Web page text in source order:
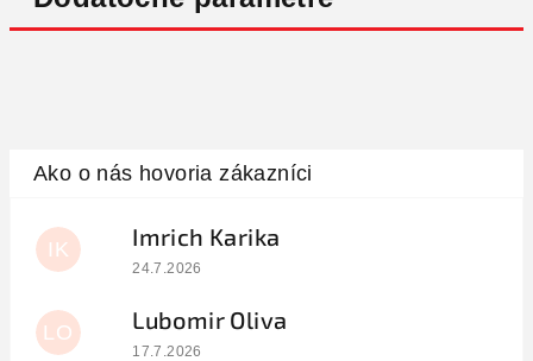
IK Imrich Karika
Hodnotenie obchodu je 5 z 5 hviezdičiek.
24.7.2026
LO Lubomir Oliva
Hodnotenie obchodu je 5 z 5 hviezdičiek.
17.7.2026